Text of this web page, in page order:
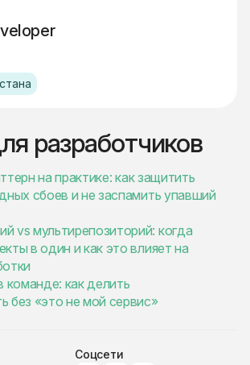
разработчиков
на практике: как защитить
сбоев и не заспамить упавший
vs мультирепозиторий: когда
в один и как это влияет на
команде: как делить
без «это не мой сервис»
Соцсети